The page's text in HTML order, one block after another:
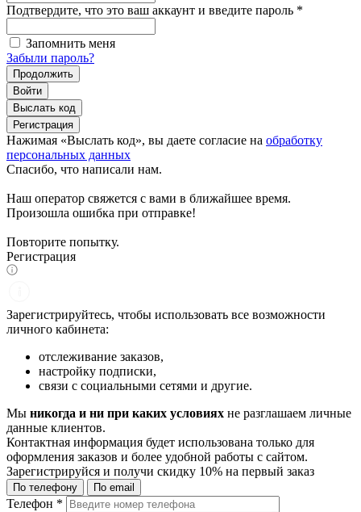
Подтвердите, что это ваш аккаунт и введите пароль *
Запомнить меня
Забыли пароль?
Продолжить
Войти
Выслать код
Регистрация
Нажимая «Выслать код», вы даете согласие на обработку
персональных данных
Спасибо, что написали нам.
Наш оператор свяжется с вами в ближайшее время.
Произошла ошибка при отправке!
Повторите попытку.
Регистрация
Зарегистрируйтесь, чтобы использовать все возможности
личного кабинета:
отслеживание заказов,
настройку подписки,
связи с социальными сетями и другие.
Мы никогда и ни при каких условиях не разглашаем личные
данные клиентов.
Контактная информация будет использована только для
оформления заказов и более удобной работы с сайтом.
Зарегистрируйся и получи скидку 10% на первый заказ
По телефону По email
Телефон *